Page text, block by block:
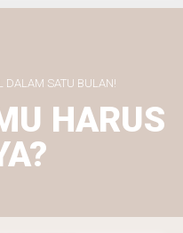
DALAM SATU BULAN!
HARUS